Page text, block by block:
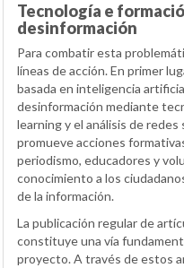
Tecnología e
desinformación
Para combatir esta
líneas de acción. En primer
basada en inteligencia
desinformación mediante
learning y el análisis de redes
promueve acciones
periodismo, educadores y
conocimiento a los
de la información.
La publicación regular de
constituye una vía
proyecto. A través de estos